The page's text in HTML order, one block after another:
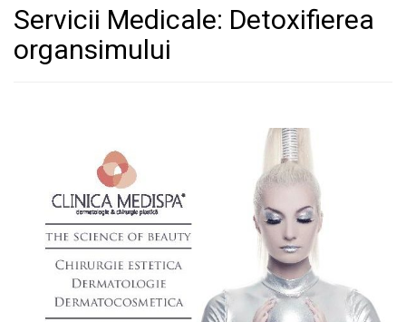
Servicii Medicale: Detoxifierea
organsimului